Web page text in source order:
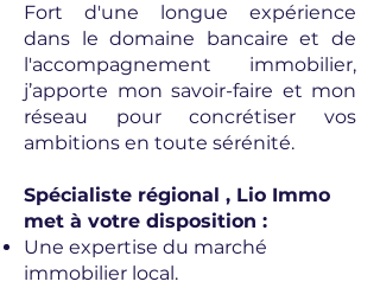
Fort d'une longue expérience
dans le domaine bancaire et de
l'accompagnement immobilier,
j’apporte mon savoir-faire et mon
réseau pour concrétiser vos
ambitions en toute sérénité.
Spécialiste régional , Lio Immo
met à votre disposition :
Une expertise du marché
immobilier local.